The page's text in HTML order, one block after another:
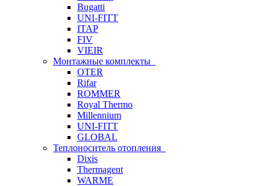
Bugatti
UNI-FITT
ITAP
FIV
VIEIR
Монтажные комплекты
OTER
Rifar
ROMMER
Royal Thermo
Millennium
UNI-FITT
GLOBAL
Теплоноситель отопления
Dixis
Thermagent
WARME